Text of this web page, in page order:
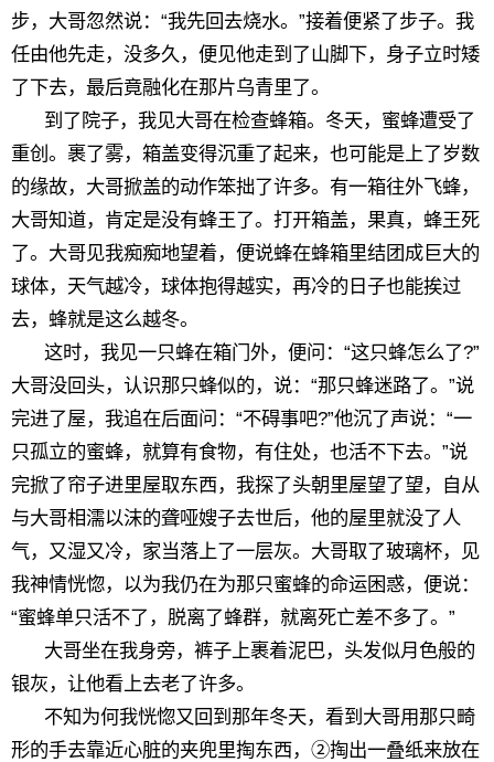
步，大哥忽然说：“我先回去烧水。”接着便紧了步子。我
任由他先走，没多久，便见他走到了山脚下，身子立时矮
了下去，最后竟融化在那片乌青里了。
到了院子，我见大哥在检查蜂箱。冬天，蜜蜂遭受了
重创。裹了雾，箱盖变得沉重了起来，也可能是上了岁数
的缘故，大哥掀盖的动作笨拙了许多。有一箱往外飞蜂，
大哥知道，肯定是没有蜂王了。打开箱盖，果真，蜂王死
了。大哥见我痴痴地望着，便说蜂在蜂箱里结团成巨大的
球体，天气越冷，球体抱得越实，再冷的日子也能挨过
去，蜂就是这么越冬。
这时，我见一只蜂在箱门外，便问：“这只蜂怎么了?”
大哥没回头，认识那只蜂似的，说：“那只蜂迷路了。”说
完进了屋，我追在后面问：“不碍事吧?”他沉了声说：“一
只孤立的蜜蜂，就算有食物，有住处，也活不下去。”说
完掀了帘子进里屋取东西，我探了头朝里屋望了望，自从
与大哥相濡以沫的聋哑嫂子去世后，他的屋里就没了人
气，又湿又冷，家当落上了一层灰。大哥取了玻璃杯，见
我神情恍惚，以为我仍在为那只蜜蜂的命运困惑，便说：
“蜜蜂单只活不了，脱离了蜂群，就离死亡差不多了。”
大哥坐在我身旁，裤子上裹着泥巴，头发似月色般的
银灰，让他看上去老了许多。
不知为何我恍惚又回到那年冬天，看到大哥用那只畸
形的手去靠近心脏的夹兜里掏东西，②掏出一叠纸来放在